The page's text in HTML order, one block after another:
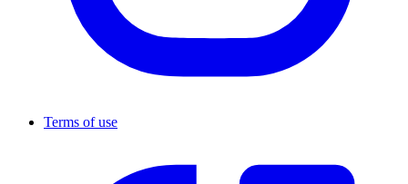
Terms of use